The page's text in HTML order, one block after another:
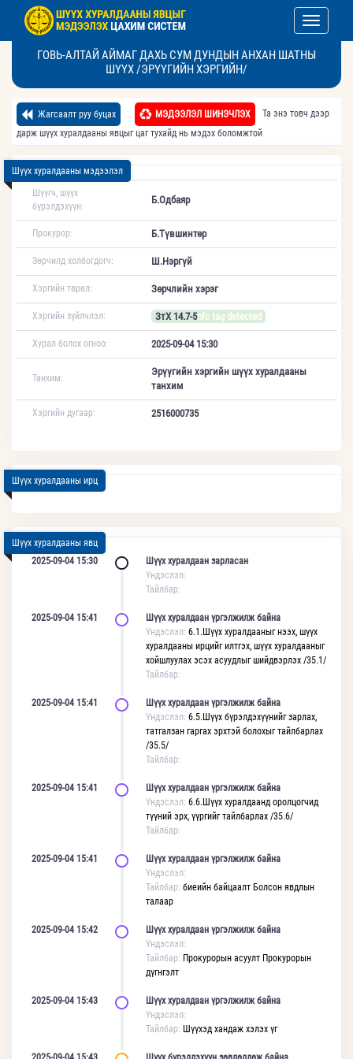
Toggle
ГОВЬ-АЛТАЙ АЙМАГ ДАХЬ СУМ ДУНДЫН АНХАН ШАТНЫ
ШҮҮХ /ЭРҮҮГИЙН ХЭРГИЙН/
Жагсаалт руу буцах МЭДЭЭЛЭЛ ШИНЭЧЛЭХ
Та энэ товч дээр
дарж шүүх хуралдааны явцыг цаг тухайд нь мэдэх боломжтой
Шүүх хуралдааны мэдээлэл
Шүүгч, шүүх
бүрэлдэхүүн:
Б.Одбаяр
Прокурор: Б.Түвшинтөр
Зөрчилд холбогдогч: Ш.Нэргүй
Хэргийн төрөл: Зөрчлийн хэрэг
Хэргийн зүйлчлэл: ЗтХ 14.7-5nfc tag detected
Хурал болох огноо: 2025-09-04 15:30
Танхим:
Эрүүгийн хэргийн шүүх хуралдааны
танхим
Хэргийн дугаар: 2516000735
Шүүх хуралдааны ирц
Шүүх хуралдааны явц
2025-09-04 15:30
Шүүх хуралдаан зарласан
Үндэслэл:
Тайлбар:
2025-09-04 15:41
Шүүх хуралдаан үргэлжилж байна
Үндэслэл: 6.1.Шүүх хуралдааныг нээх, шүүх
хуралдааны ирцийг илтгэх, шүүх хуралдааныг
хойшлуулах эсэх асуудлыг шийдвэрлэх /35.1/
Тайлбар:
2025-09-04 15:41
Шүүх хуралдаан үргэлжилж байна
Үндэслэл: 6.5.Шүүх бүрэлдэхүүнийг зарлах,
татгалзан гаргах эрхтэй болохыг тайлбарлах
/35.5/
Тайлбар:
2025-09-04 15:41
Шүүх хуралдаан үргэлжилж байна
Үндэслэл: 6.6.Шүүх хуралдаанд оролцогчид
түүний эрх, үүргийг тайлбарлах /35.6/
Тайлбар:
2025-09-04 15:41
Шүүх хуралдаан үргэлжилж байна
Үндэслэл:
Тайлбар: биеийн байцаалт Болсон явдлын
талаар
2025-09-04 15:42
Шүүх хуралдаан үргэлжилж байна
Үндэслэл:
Тайлбар: Прокурорын асуулт Прокурорын
дүгнгэлт
2025-09-04 15:43
Шүүх хуралдаан үргэлжилж байна
Үндэслэл:
Тайлбар: Шүүхэд хандаж хэлэх үг